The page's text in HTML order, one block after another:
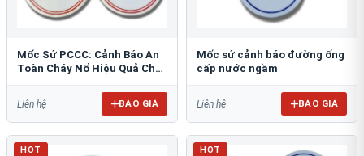
Mốc Sứ PCCC: Cảnh Báo An
Toàn Cháy Nổ Hiệu Quả Cho
Liên hệ BÁO GIÁ
Mốc sứ cảnh báo đường ống
cấp nước ngầm
Liên hệ BÁO GIÁ
HOT HOT